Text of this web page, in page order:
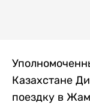
Казахстане
поездку в